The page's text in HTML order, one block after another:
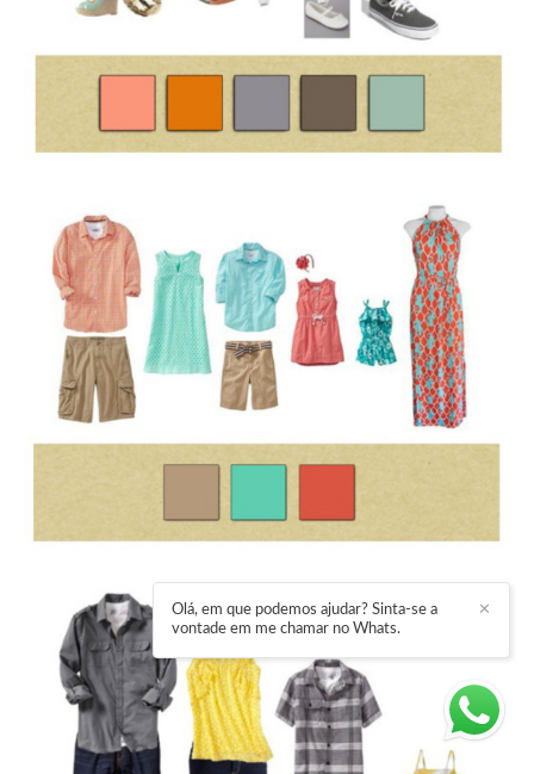
✕
Olá, em que podemos ajudar? Sinta-se a
vontade em me chamar no Whats.